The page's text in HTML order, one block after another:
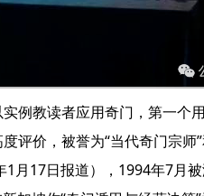
例教读者应用奇门，第一个
评价，被誉为“当代奇门宗
月17日报道），1994年7月